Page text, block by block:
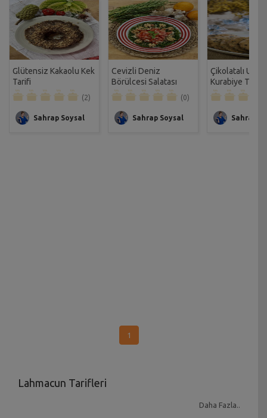
Glütensiz Kakaolu Kek
Tarifi
(2)
Sahrap Soysal
Cevizli Deniz
Börülcesi Salatası
Tarifi
(0)
Sahrap Soysal
Çikolatalı
Kurabiye Tarifi
Sahrap
1
Lahmacun Tarifleri
Türk mutfağının en zengin lezzetlerinden biri olan
Daha Fazla..